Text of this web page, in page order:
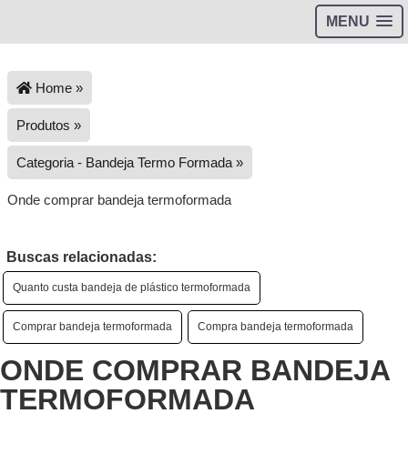
MENU
Home »
Produtos »
Categoria - Bandeja Termo Formada »
Onde comprar bandeja termoformada
Buscas relacionadas:
Quanto custa bandeja de plástico termoformada
Comprar bandeja termoformada Compra bandeja termoformada
ONDE COMPRAR BANDEJA
TERMOFORMADA